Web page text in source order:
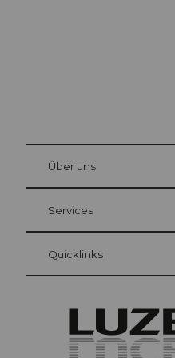
Gästekarte Luzern
Ihre Vorteile als Übernachtungsgast
at Bre
Über uns
Services
Quicklinks